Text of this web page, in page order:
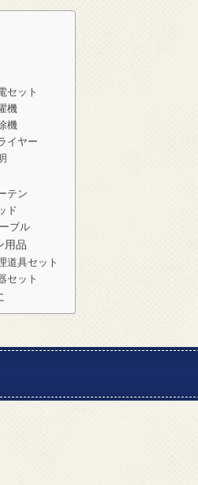
セット
機
機
イヤー
テン
ド
ブル
用品
道具セット
セット